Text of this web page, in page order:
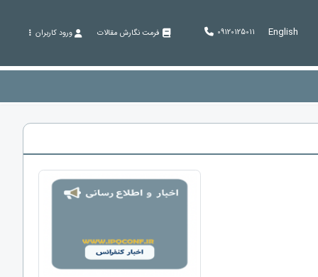
English
09120125011 فرمت نگارش مقالات ورود کاربران